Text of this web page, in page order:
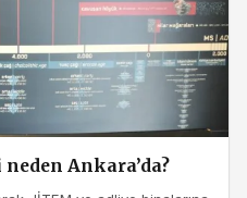
Ankara’da?